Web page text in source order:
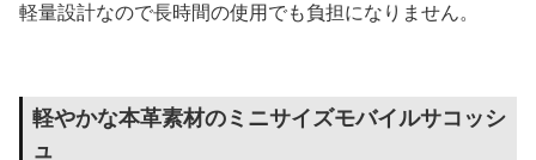
軽量設計なので長時間の使用でも負担になりません。
軽やかな本革素材のミニサイズモバイルサコッシ
ュ